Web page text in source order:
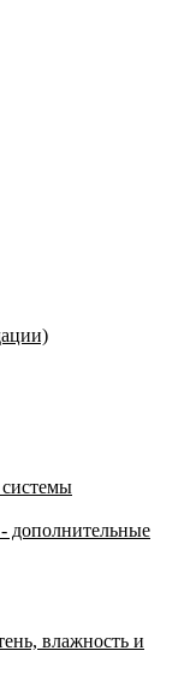
дополнительные
влажность и